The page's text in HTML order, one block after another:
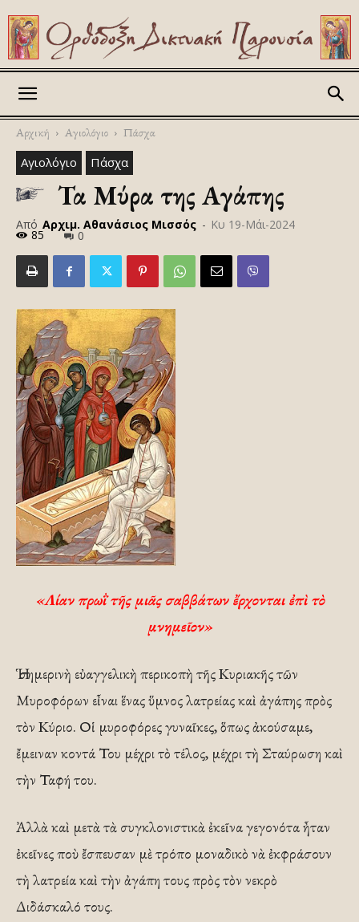
Αρχική Αγιολόγιο Πάσχα
Αγιολόγιο Πάσχα
Τα Μύρα της Αγάπης
Από Αρχιμ. Αθανάσιος Μισσός - Κυ 19-Μάι-2024
85 0
«Λίαν πρωῒ τῆς μιᾶς ­σαββάτων ἔρχονται ­ἐπὶ τὸ
μνημεῖον»
Ἡ σημερινὴ εὐαγγελικὴ περικοπὴ τῆς Κυριακῆς τῶν
Μυροφόρων εἶναι ἕνας ὕμνος λατρείας καὶ ἀγάπης πρὸς
τὸν Κύριο. Οἱ μυροφόρες γυναῖκες, ὅπως ἀκούσαμε,
ἔμειναν κοντά Του μέχρι τὸ τέλος, μέχρι τὴ Σταύρωση καὶ
τὴν Ταφή του.
Ἀλλὰ καὶ μετὰ τὰ συγκλονιστικὰ ἐκεῖνα γεγονότα ἦταν
ἐκεῖνες ποὺ ἔσπευσαν μὲ τρόπο μοναδικὸ νὰ ἐκφράσουν
τὴ λατρεία καὶ τὴν ἀγάπη τους πρὸς τὸν νεκρὸ
Διδάσκαλό τους.